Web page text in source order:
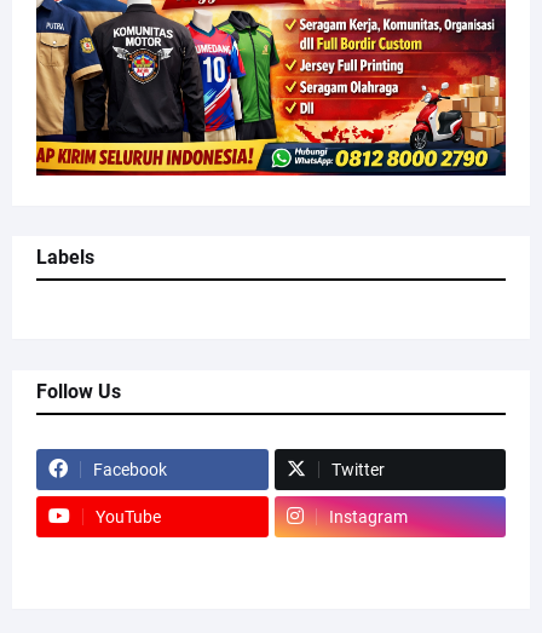
Labels
Follow Us
Facebook Twitter
YouTube Instagram